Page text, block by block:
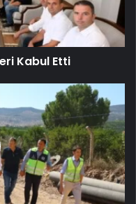
Kabul Etti